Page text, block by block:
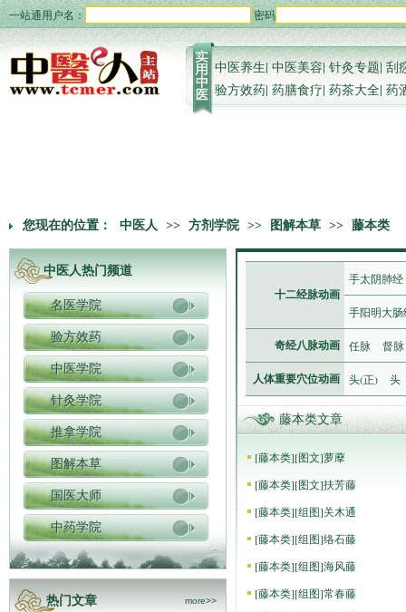
一站通用户名： 密码
中医养生|中医美容|针灸专题|刮
验方效药| 药膳食疗| 药茶大全| 药
您现在的位置： 中医人 >> 方剂学院 >> 图解本草 >> 藤本类
中医人热门频道
名医学院
验方效药
中医学院
针灸学院
推拿学院
图解本草
国医大师
中药学院
热门文章 more>>
十二经脉动画
手太阴肺经
手阳明大肠
奇经八脉动画 任脉 督脉
人体重要穴位动画 头(正) 头
藤本类文章
[藤本类][图文]萝藦
[藤本类][图文]扶芳藤
[藤本类][组图]关木通
[藤本类][组图]络石藤
[藤本类][组图]海风藤
[藤本类][组图]常春藤